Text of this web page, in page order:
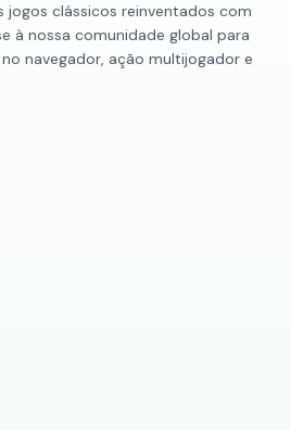
jogos clássicos reinventados com
à nossa comunidade global para
navegador, ação multijogador e